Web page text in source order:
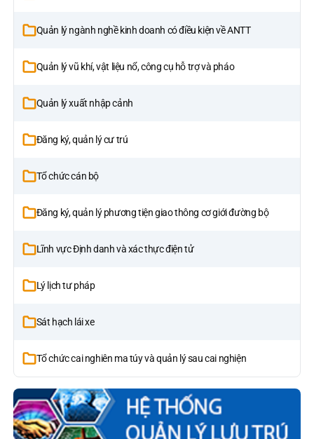
Quản lý ngành nghề kinh doanh có điều kiện về ANTT
Quản lý vũ khí, vật liệu nổ, công cụ hỗ trợ và pháo
Quản lý xuất nhập cảnh
Đăng ký, quản lý cư trú
Tổ chức cán bộ
Đăng ký, quản lý phương tiện giao thông cơ giới đường bộ
Lĩnh vực Định danh và xác thực điện tử
Lý lịch tư pháp
Sát hạch lái xe
Tổ chức cai nghiên ma túy và quản lý sau cai nghiện